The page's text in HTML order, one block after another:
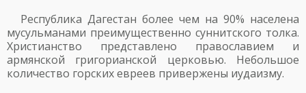
Республика Дагестан более чем на 90% населена
мусульманами преимущественно суннитского толка.
Христианство представлено православием и
армянской григорианской церковью. Небольшое
количество горских евреев привержены иудаизму.